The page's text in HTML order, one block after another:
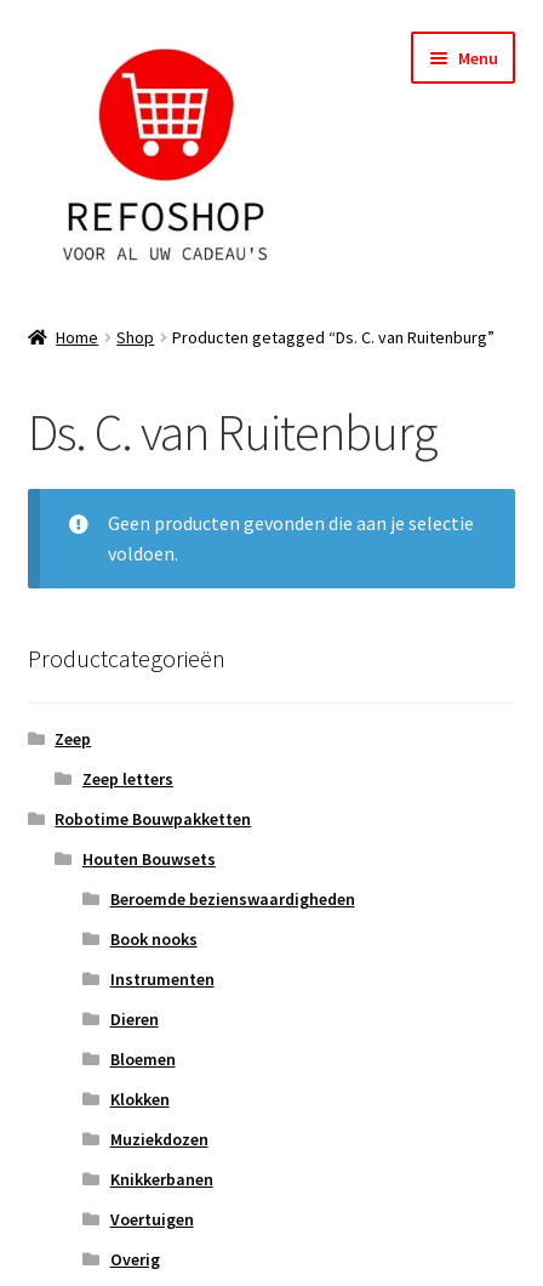
navigatie
Menu
Assortiment
Account
Home Shop Producten getagged “Ds. C. van Ruitenburg”
Ds. C. van Ruitenburg
Geen producten gevonden die aan je selectie
voldoen.
Productcategorieën
Zeep
Zeep letters
Robotime Bouwpakketten
Houten Bouwsets
Beroemde bezienswaardigheden
Book nooks
Instrumenten
Dieren
Bloemen
Klokken
Muziekdozen
Knikkerbanen
Voertuigen
Overig